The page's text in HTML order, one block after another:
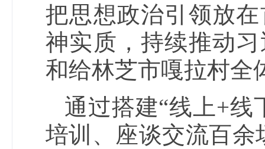
把思想政治引领放
神实质，持续推动
和给林芝市嘎拉村全
通过搭建“线上+线
培训、座谈交流百余